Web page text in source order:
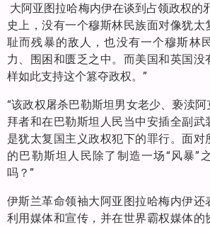
大阿亚图拉哈梅内伊在谈到占领政权的
史上，没有一个穆斯林民族面对像犹
耻而残暴的敌人，也没有一个穆斯林
力、围困和匮乏之中。而美国和英国没
样如此支持这个篡夺政权。”
“该政权屠杀巴勒斯坦男女老少、亵渎
拜者和在巴勒斯坦人民当中安插全副武
是犹太复国主义政权犯下的罪行。面对
的巴勒斯坦人民除了制造一场“风暴”
吗？”
伊斯兰革命领袖大阿亚图拉哈梅内伊还
利用媒体和宣传，并在世界霸权媒体的